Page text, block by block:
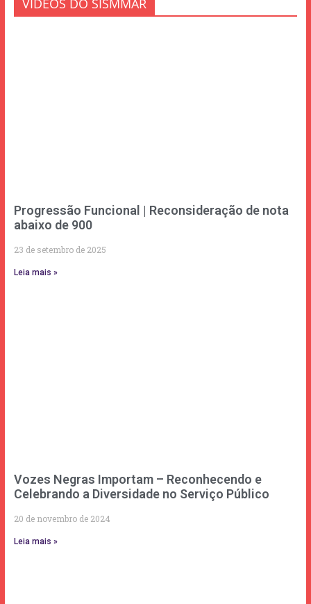
VÍDEOS DO SISMMAR
Progressão Funcional | Reconsideração de nota
abaixo de 900
23 de setembro de 2025
Leia mais »
Vozes Negras Importam – Reconhecendo e
Celebrando a Diversidade no Serviço Público
20 de novembro de 2024
Leia mais »